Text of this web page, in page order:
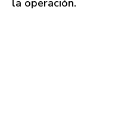
la operación.